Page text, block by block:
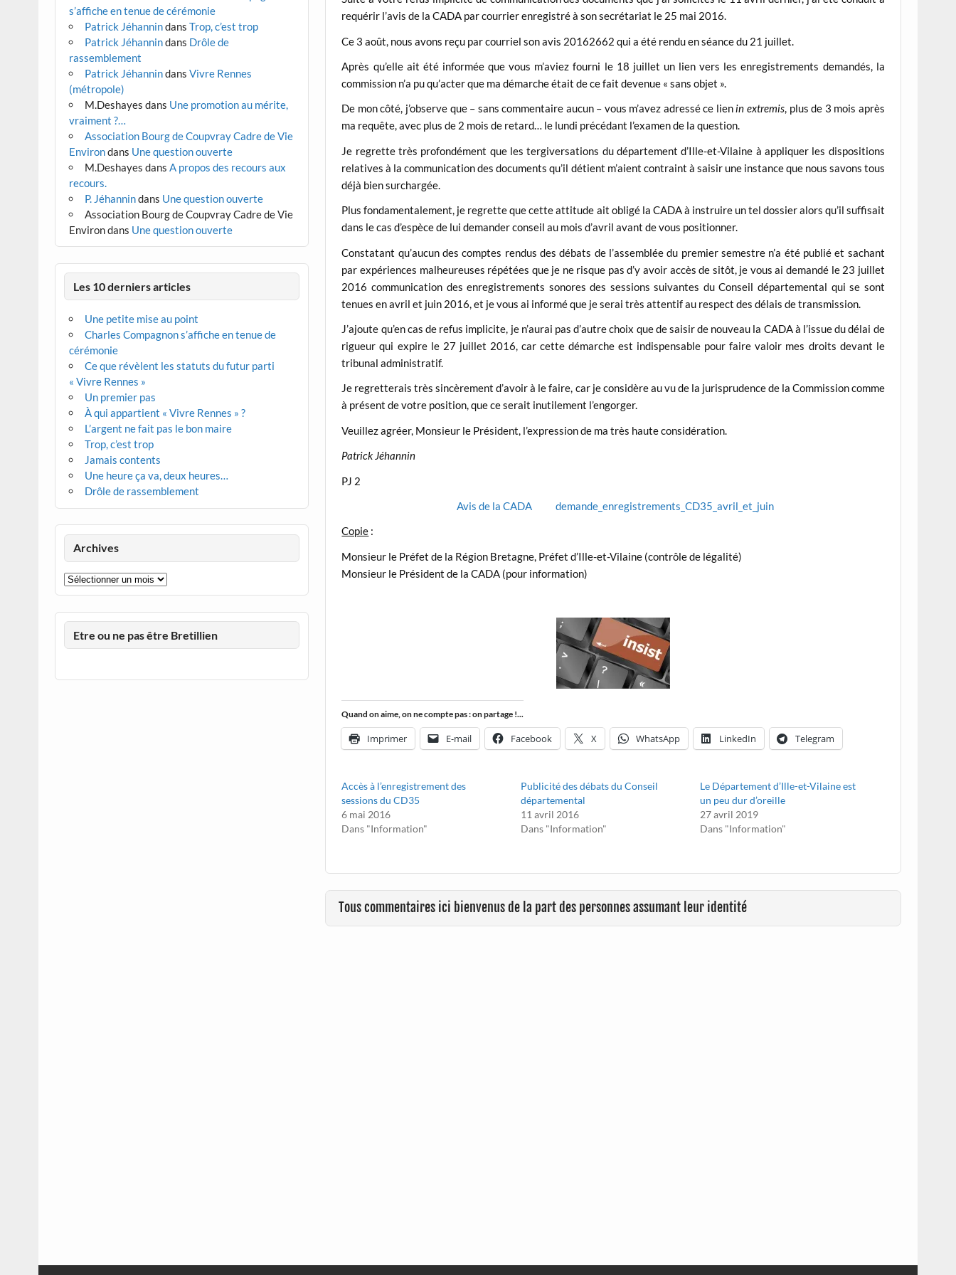
requérir l’avis de la CADA par courrier enregistré à son secrétariat le 25 mai 2016.
Ce 3 août, nous avons reçu par courriel son avis 20162662 qui a été rendu en séance du 21 juillet.
Après qu’elle ait été informée que vous m’aviez fourni le 18 juillet un lien vers les enregistrements demandés, la
commission n’a pu qu’acter que ma démarche était de ce fait devenue « sans objet ».
De mon côté, j’observe que – sans commentaire aucun – vous m’avez adressé ce lienin extremis, plus de 3 mois après
ma requête, avec plus de 2 mois de retard… le lundi précédant l’examen de la question.
Je regrette très profondément que les tergiversations du département d’Ille-et-Vilaine à appliquer les dispositions
relatives à la communication des documents qu’il détient m’aient contraint à saisir une instance que nous savons tous
déjà bien surchargée.
Plus fondamentalement, je regrette que cette attitude ait obligé la CADA à instruire un tel dossier alors qu’il suffisait
dans le cas d’espèce de lui demander conseil au mois d’avril avant de vous positionner.
Constatant qu’aucun des comptes rendus des débats de l’assemblée du premier semestre n’a été publié et sachant
par expériences malheureuses répétées que je ne risque pas d’y avoir accès de sitôt, je vous ai demandé le 23 juillet
2016 communication des enregistrements sonores des sessions suivantes du Conseil départemental qui se sont
tenues en avril et juin 2016, et je vous ai informé que je serai très attentif au respect des délais de transmission.
J’ajoute qu’en cas de refus implicite, je n’aurai pas d’autre choix que de saisir de nouveau la CADA à l’issue du délai de
rigueur qui expire le 27 juillet 2016, car cette démarche est indispensable pour faire valoir mes droits devant le
tribunal administratif.
Je regretterais très sincèrement d’avoir à le faire, car je considère au vu de la jurisprudence de la Commission comme
à présent de votre position, que ce serait inutilement l’engorger.
Veuillez agréer, Monsieur le Président, l’expression de ma très haute considération.
Patrick Jéhannin
PJ 2
Avis de la CADA
demande_enregistrements_CD35_avril_et_juin
Copie :
Monsieur le Préfet de la Région Bretagne, Préfet d’Ille-et-Vilaine (contrôle de légalité)
Monsieur le Président de la CADA (pour information)
Quand on aime, on ne compte pas : on partage !...
Imprimer E-mail Facebook X WhatsApp LinkedIn Telegram
Accès à l’enregistrement des
sessions du CD35
6 mai 2016
Dans "Information"
Publicité des débats du Conseil
départemental
11 avril 2016
Dans "Information"
Le Département d’Ille-et-Vilaine est
un peu dur d’oreille
27 avril 2019
Dans "Information"
Tous commentaires ici bienvenus de la part des personnes assumant leur identité
s’affiche en tenue de cérémonie
Patrick Jéhannindans Trop, c’est trop
Patrick Jéhannindans Drôle de
rassemblement
Patrick Jéhannindans Vivre Rennes
(métropole)
M.Deshayes dans Une promotion au mérite,
vraiment ?…
Association Bourg de Coupvray Cadre de Vie
Environdans Une question ouverte
M.Deshayes dans A propos des recours aux
recours.
P. Jéhannindans Une question ouverte
Association Bourg de Coupvray Cadre de Vie
Environdans Une question ouverte
Les 10 derniers articles
Une petite mise au point
Charles Compagnon s’affiche en tenue de
cérémonie
Ce que révèlent les statuts du futur parti
« Vivre Rennes »
Un premier pas
À qui appartient « Vivre Rennes » ?
L’argent ne fait pas le bon maire
Trop, c’est trop
Jamais contents
Une heure ça va, deux heures…
Drôle de rassemblement
Archives
Archives
Etre ou ne pas être Bretillien